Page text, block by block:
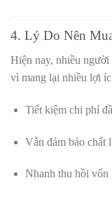
4. Lý Do Nên
Hiện nay, nhiều
vì mang lại nhiều lợi
Tiết kiệm chi phí
Vẫn đảm bảo chất
Nhanh thu hồi vốn